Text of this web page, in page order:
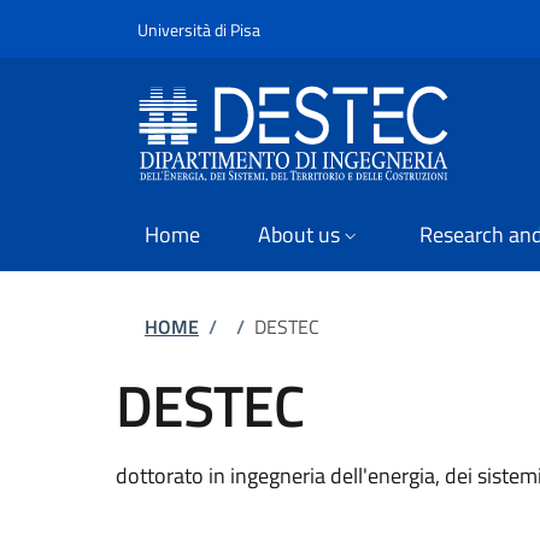
Università di PisaSlim
Home About us Research
Breadcrumb
HOME / / DESTEC
DESTEC
dottorato in ingegneria dell'energia, dei